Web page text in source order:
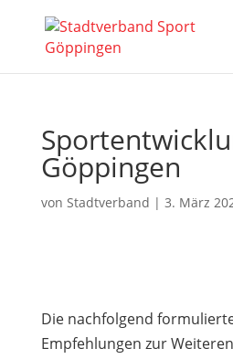
Göppingen
von Stadtverband | 3. März
Die nachfolgend
Empfehlungen zur